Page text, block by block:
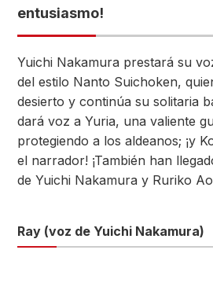
entusiasmo!
Yuichi Nakamura prestará su
del estilo Nanto Suichoken,
desierto y continúa su solitaria
dará voz a Yuria, una valiente
protegiendo a los aldeanos; ¡y
el narrador! ¡También han
de Yuichi Nakamura y Ruriko
Ray (voz de Yuichi Nakamura)